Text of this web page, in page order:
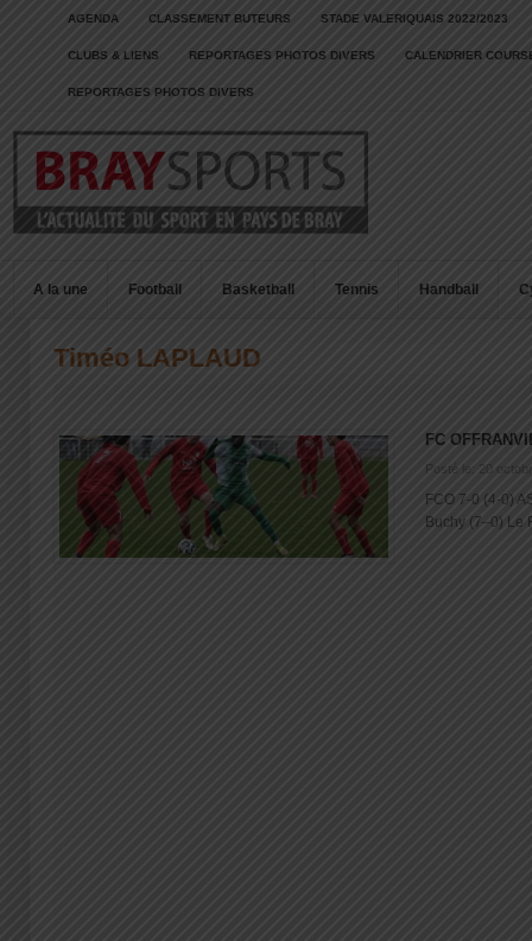
AGENDA CLASSEMENT BUTEURS STADE VALERIQUAIS 2022/2023
CLUBS & LIENS REPORTAGES PHOTOS DIVERS CALENDRIER
REPORTAGES PHOTOS DIVERS
A la une Football Basketball Tennis Handball
Timéo LAPLAUD
FC
Posté le: 20
FCO 7-0 (4-0)
Buchy (7–0) Le